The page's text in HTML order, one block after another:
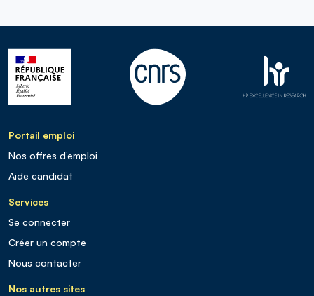
Portail emploi
Nos offres d’emploi
Aide candidat
Services
Se connecter
Créer un compte
Nous contacter
Nos autres sites